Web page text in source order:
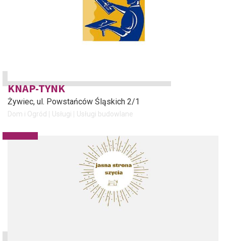
KNAP-TYNK
Żywiec, ul. Powstańców Śląskich 2/1
Dom i Ogród Usługi Usługi budowlane